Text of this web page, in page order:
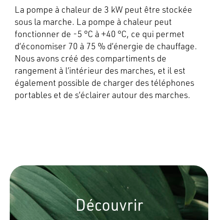
La pompe à chaleur de 3 kW peut être stockée
sous la marche. La pompe à chaleur peut
fonctionner de -5 °C à +40 °C, ce qui permet
d’économiser 70 à 75 % d’énergie de chauffage.
Nous avons créé des compartiments de
rangement à l’intérieur des marches, et il est
également possible de charger des téléphones
portables et de s’éclairer autour des marches.
Découvrir